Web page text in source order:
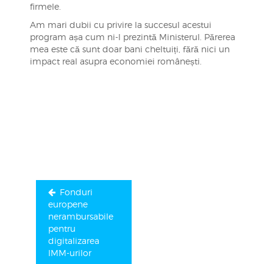
firmele.
Am mari dubii cu privire la succesul acestui
program așa cum ni-l prezintă Ministerul. Părerea
mea este că sunt doar bani cheltuiți, fără nici un
impact real asupra economiei românești.
Fonduri
europene
nerambursabile
pentru
digitalizarea
IMM-urilor